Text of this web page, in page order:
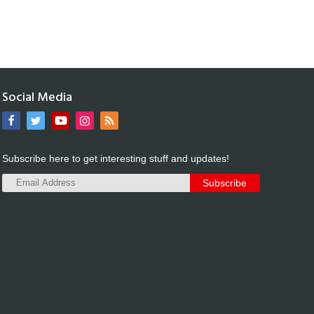
Social Media
Subscribe here to get interesting stuff and updates!